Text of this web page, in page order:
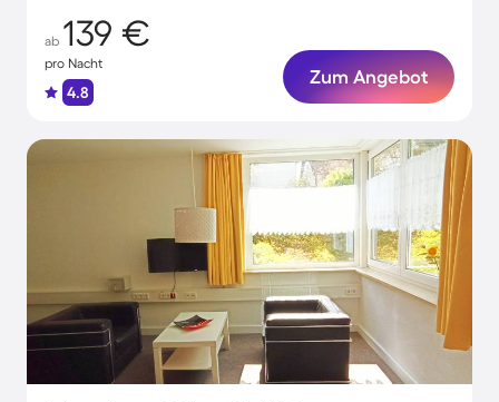
ab 139 €
pro Nacht
4.8
Zum Angebot